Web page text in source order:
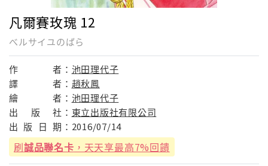
凡爾賽玫瑰 12
べルサイユのばら
作 者： 池田理代子
譯
者： 趙秋鳳
繪
者： 池田理代子
出
版 社： 東立出版社有限公司
出 版 日 期： 2016/07/14
刷誠品聯名卡 ，天天享最高7%回饋